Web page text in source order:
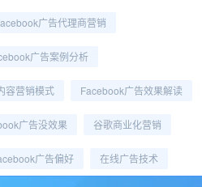
广告代理商营销
广告案例分析
容营销模式 Facebook广告效果解读
广告没效果 谷歌商业化营销
广告偏好 在线广告技术